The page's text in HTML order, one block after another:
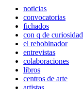
noticias
convocatorias
fichados
con q de curiosidad
el rebobinador
entrevistas
colaboraciones
libros
centros de arte
artistas